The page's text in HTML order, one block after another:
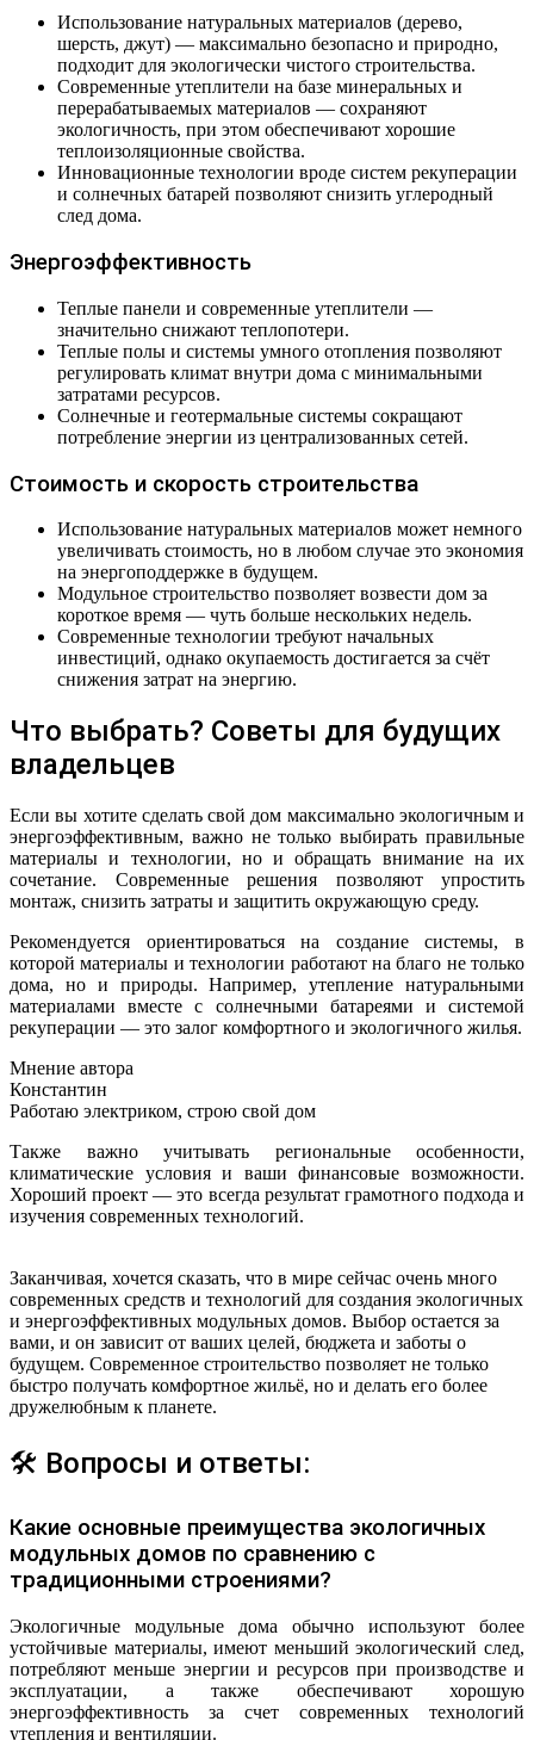
Использование натуральных материалов (дерево,
шерсть, джут) — максимально безопасно и природно,
подходит для экологически чистого строительства.
Современные утеплители на базе минеральных и
перерабатываемых материалов — сохраняют
экологичность, при этом обеспечивают хорошие
теплоизоляционные свойства.
Инновационные технологии вроде систем рекуперации
и солнечных батарей позволяют снизить углеродный
след дома.
Энергоэффективность
Теплые панели и современные утеплители —
значительно снижают теплопотери.
Теплые полы и системы умного отопления позволяют
регулировать климат внутри дома с минимальными
затратами ресурсов.
Солнечные и геотермальные системы сокращают
потребление энергии из централизованных сетей.
Стоимость и скорость строительства
Использование натуральных материалов может немного
увеличивать стоимость, но в любом случае это экономия
на энергоподдержке в будущем.
Модульное строительство позволяет возвести дом за
короткое время — чуть больше нескольких недель.
Современные технологии требуют начальных
инвестиций, однако окупаемость достигается за счёт
снижения затрат на энергию.
Что выбрать? Советы для будущих
владельцев
Если вы хотите сделать свой дом максимально экологичным и
энергоэффективным, важно не только выбирать правильные
материалы и технологии, но и обращать внимание на их
сочетание. Современные решения позволяют упростить
монтаж, снизить затраты и защитить окружающую среду.
Рекомендуется ориентироваться на создание системы, в
которой материалы и технологии работают на благо не только
дома, но и природы. Например, утепление натуральными
материалами вместе с солнечными батареями и системой
рекуперации — это залог комфортного и экологичного жилья.
Мнение автора
Константин
Работаю электриком, строю свой дом
Также важно учитывать региональные особенности,
климатические условия и ваши финансовые возможности.
Хороший проект — это всегда результат грамотного подхода и
изучения современных технологий.
Заканчивая, хочется сказать, что в мире сейчас очень много
современных средств и технологий для создания экологичных
и энергоэффективных модульных домов. Выбор остается за
вами, и он зависит от ваших целей, бюджета и заботы о
будущем. Современное строительство позволяет не только
быстро получать комфортное жильё, но и делать его более
дружелюбным к планете.
🛠 Вопросы и ответы:
Какие основные преимущества экологичных
модульных домов по сравнению с
традиционными строениями?
Экологичные модульные дома обычно используют более
устойчивые материалы, имеют меньший экологический след,
потребляют меньше энергии и ресурсов при производстве и
эксплуатации, а также обеспечивают хорошую
энергоэффективность за счет современных технологий
утепления и вентиляции.